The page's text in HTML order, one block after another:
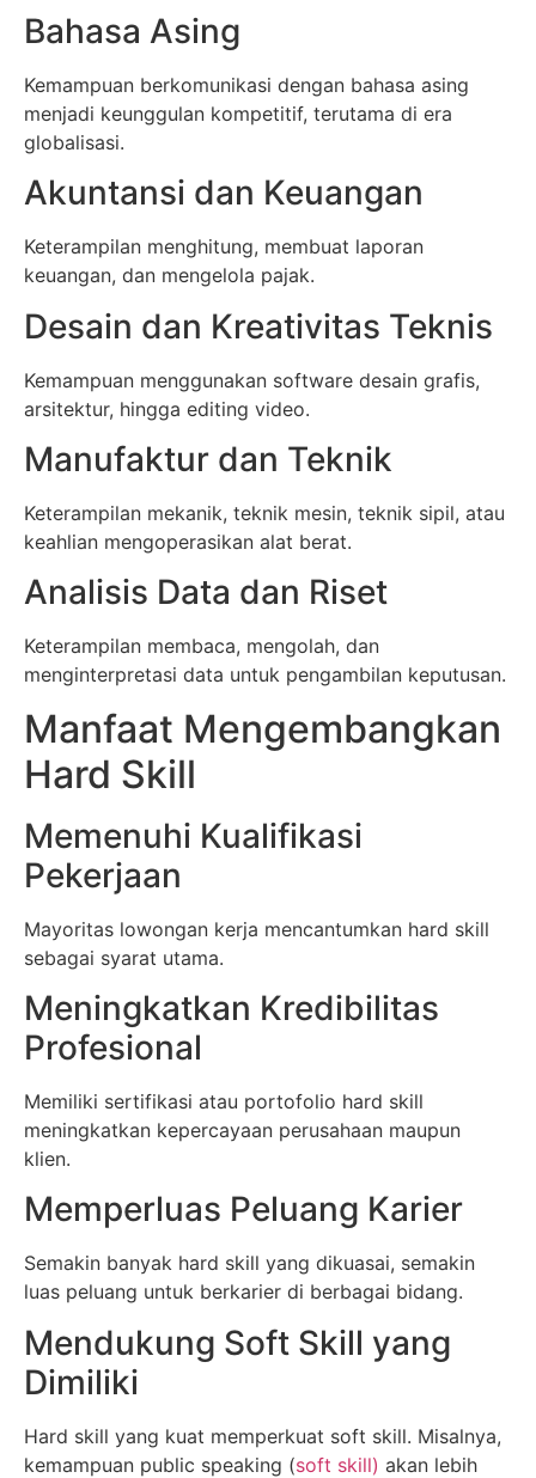
Bahasa Asing
Kemampuan berkomunikasi dengan bahasa asing
menjadi keunggulan kompetitif, terutama di era
globalisasi.
Akuntansi dan Keuangan
Keterampilan menghitung, membuat laporan
keuangan, dan mengelola pajak.
Desain dan Kreativitas Teknis
Kemampuan menggunakan software desain grafis,
arsitektur, hingga editing video.
Manufaktur dan Teknik
Keterampilan mekanik, teknik mesin, teknik sipil, atau
keahlian mengoperasikan alat berat.
Analisis Data dan Riset
Keterampilan membaca, mengolah, dan
menginterpretasi data untuk pengambilan keputusan.
Manfaat Mengembangkan
Hard Skill
Memenuhi Kualifikasi
Pekerjaan
Mayoritas lowongan kerja mencantumkan hard skill
sebagai syarat utama.
Meningkatkan Kredibilitas
Profesional
Memiliki sertifikasi atau portofolio hard skill
meningkatkan kepercayaan perusahaan maupun
klien.
Memperluas Peluang Karier
Semakin banyak hard skill yang dikuasai, semakin
luas peluang untuk berkarier di berbagai bidang.
Mendukung Soft Skill yang
Dimiliki
Hard skill yang kuat memperkuat soft skill. Misalnya,
kemampuan public speaking (soft skill) akan lebih